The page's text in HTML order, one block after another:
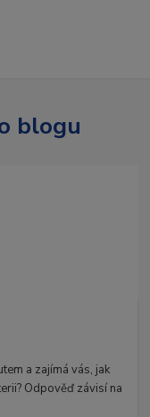
blogu
a zajímá vás, jak
Odpověď závisí na